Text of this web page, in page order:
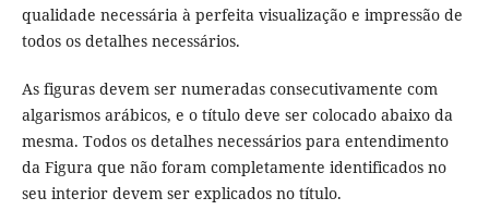
qualidade necessária à perfeita visualização e impressão de
todos os detalhes necessários.
As figuras devem ser numeradas consecutivamente com
algarismos arábicos, e o título deve ser colocado abaixo da
mesma. Todos os detalhes necessários para entendimento
da Figura que não foram completamente identificados no
seu interior devem ser explicados no título.